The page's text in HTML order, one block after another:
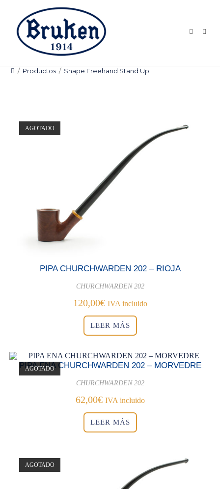
contenido
/ Productos / Shape Freehand Stand Up
AGOTADO
PIPA CHURCHWARDEN 202 – RIOJA
CHURCHWARDEN 202
120,00€ IVA incluido
LEER MÁS
AGOTADO
PIPA ENA CHURCHWARDEN 202 – MORVEDRE
CHURCHWARDEN 202
62,00€ IVA incluido
LEER MÁS
AGOTADO